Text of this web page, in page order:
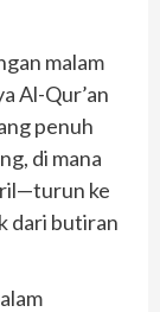
malam
Al-Qur’an
penuh
di mana
ke
dari butiran